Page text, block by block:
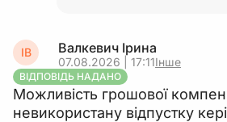
ІВ Валкевич Ірина
07.08.2026 | 17:11Інше
ВІДПОВІДЬ НАДАНО
Можливість грошової
невикористану відпустку